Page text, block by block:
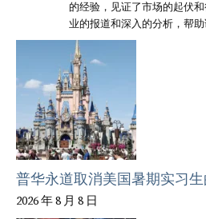
的经验，见证了市场的起伏
业的报道和深入的分析，帮助
普华永道取消美国暑期实习
2026 年 8 月 8 日